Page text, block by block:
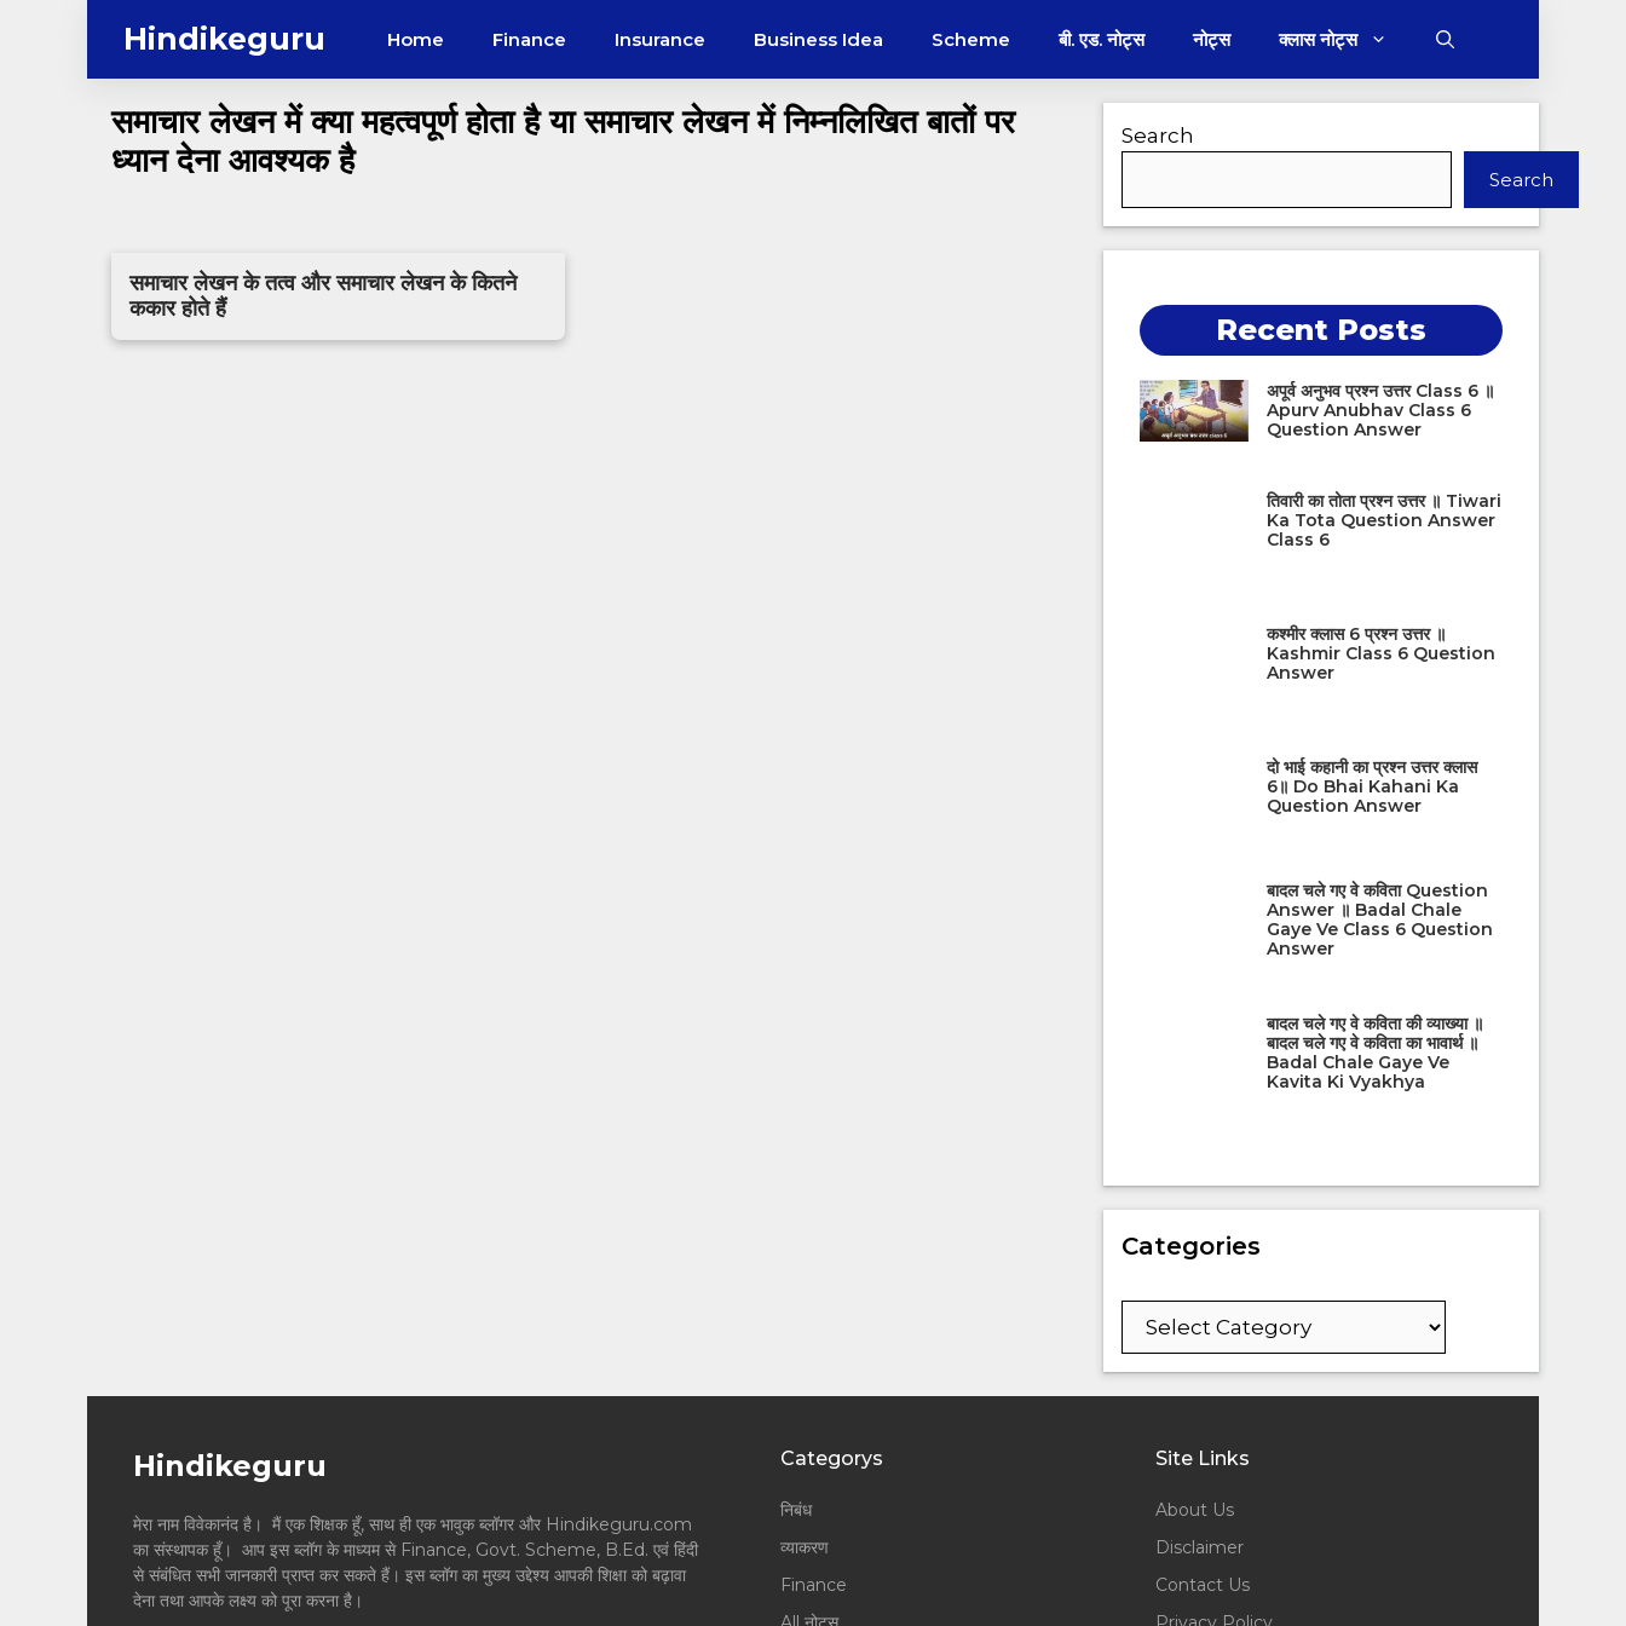
Hindikeguru Home Finance Insurance Business Idea Scheme बी. एड. नोट्स नोट्स क्लास नोट्स
समाचार लेखन में क्या महत्वपूर्ण होता है या समाचार लेखन में निम्नलिखित बातों पर
ध्यान देना आवश्यक है
समाचार लेखन के तत्व और समाचार लेखन के कितने
ककार होते हैं
Search
Search
Recent Posts
अपूर्व अनुभव प्रश्न उत्तर Class 6 ॥
Apurv Anubhav Class 6
Question Answer
तिवारी का तोता प्रश्न उत्तर ॥ Tiwari
Ka Tota Question Answer
Class 6
कश्मीर क्लास 6 प्रश्न उत्तर ॥
Kashmir Class 6 Question
Answer
दो भाई कहानी का प्रश्न उत्तर क्लास
6॥ Do Bhai Kahani Ka
Question Answer
बादल चले गए वे कविता Question
Answer ॥ Badal Chale
Gaye Ve Class 6 Question
Answer
बादल चले गए वे कविता की व्याख्या ॥
बादल चले गए वे कविता का भावार्थ ॥
Badal Chale Gaye Ve
Kavita Ki Vyakhya
Categories
Categories
Hindikeguru
मेरा नाम विवेकानंद है। मैं एक शिक्षक हूँ, साथ ही एक भावुक ब्लॉगर और Hindikeguru.com
का संस्थापक हूँ। आप इस ब्लॉग के माध्यम से Finance, Govt. Scheme, B.Ed. एवं हिंदी
से संबंधित सभी जानकारी प्राप्त कर सकते हैं। इस ब्लॉग का मुख्य उद्देश्य आपकी शिक्षा को बढ़ावा
देना तथा आपके लक्ष्य को पूरा करना है।
Categorys
निबंध
व्याकरण
Finance
Site Links
About Us
Disclaimer
Contact Us